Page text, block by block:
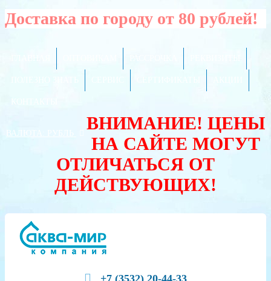
Доставка по городу от 80 рублей!
ВАЛЮТА:
ВНИМАНИЕ! ЦЕНЫ
НА САЙТЕ МОГУТ
ОТЛИЧАТЬСЯ ОТ
ДЕЙСТВУЮЩИХ!
+7 (3532) 20-44-33